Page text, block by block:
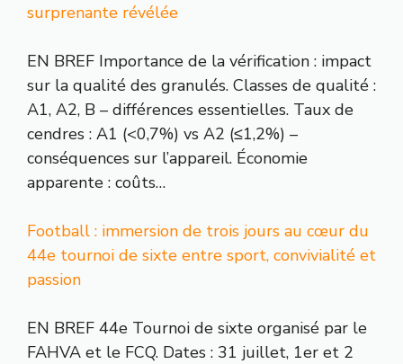
surprenante révélée
EN BREF Importance de la vérification : impact
sur la qualité des granulés. Classes de qualité :
A1, A2, B – différences essentielles. Taux de
cendres : A1 (<0,7%) vs A2 (≤1,2%) –
conséquences sur l’appareil. Économie
apparente : coûts…
Football : immersion de trois jours au cœur du
44e tournoi de sixte entre sport, convivialité et
passion
EN BREF 44e Tournoi de sixte organisé par le
FAHVA et le FCQ. Dates : 31 juillet, 1er et 2